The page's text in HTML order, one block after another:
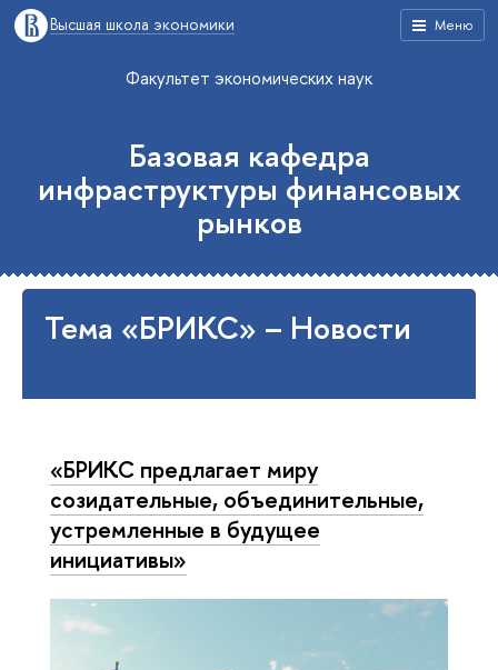
Меню
Высшая школа экономики
Факультет экономических наук
Базовая кафедра
инфраструктуры финансовых
рынков
Тема «БРИКС» – Новости
«БРИКС предлагает миру
созидательные, объединительные,
устремленные в будущее
инициативы»